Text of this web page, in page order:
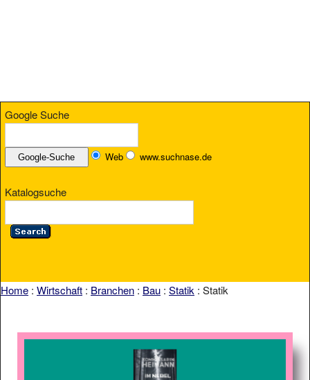
Google Suche
Web www.suchnase.de
Katalogsuche
Home : Wirtschaft : Branchen : Bau : Statik : Statik